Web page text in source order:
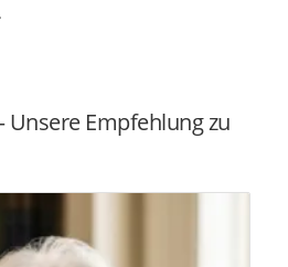
Unsere Empfehlung zu